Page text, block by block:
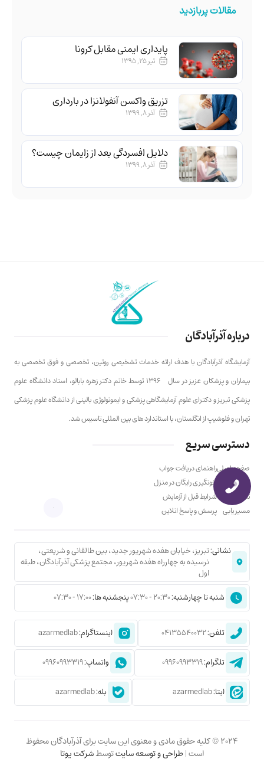
مقالات پربازدید
پایداری ایمنی مقابل کرونا
تیر ۲۵, ۱۳۹۵
تزریق واکسن آنفولانزا در بارداری
آذر ۸, ۱۳۹۹
دلایل افسردگی بعد از زایمان چیست؟
آذر ۸, ۱۳۹۹
درباره آذرآبادگان
آزمایشگاه آذرآبادگان با هدف ارائه خدمات تشخیصی روتین، تخصصی و فوق تخصصی به
بیماران و پزشکان عزیز در سال ۱۳۹۶ توسط خانم دکتر زهره بابالو، استاد دانشگاه علوم
پزشکی تبریز و دکترای علوم آزمایشگاهی پزشکی و ایمونولوژی بالینی از دانشگاه علوم پزشکی
تهران و فلوشیپ از انگلستان، با استاندارد های بین المللی تاسیس شد.
دسترسی سریع
صفحه اصلی
درباره ما
تماس با ما
مسیر یابی
راهنمای دریافت جواب
خونگیری رایگان در منزل
شرایط قبل از آزمایش
پرسش و پاسخ انلاین
نشانی:تبریز، خیابان هفده شهریور جدید، بین طالقانی و شریعتی،
نرسیده به چهارراه هفده شهریور، مجتمع پزشکی آذرآبادگان، طبقه
اول
شنبه تا چهارشنبه:20:30 - 07:30 پنجشنبه ها:17:00 - 07:30
تلفن:04135540032 اینستاگرام:azarmedlab
تلگرام:09960993319 واتساپ:09960993319
ایتا:azarmedlab بله:azarmedlab
2024 © کلیه حقوق مادی و معنوی این سایت برای آذرآبادگان محفوظ
است |طراحی و توسعه سایتتوسطشرکت یوتا